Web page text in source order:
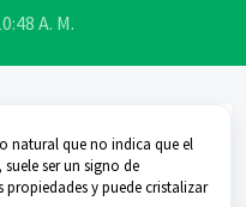
A. M.
natural que no indica que el
ser un signo de
y puede cristalizar